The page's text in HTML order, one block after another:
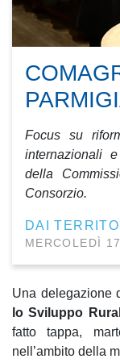
Focus su
internazionali
della
Consorzio.
DAI
MERCOLEDÌ
Una delegazione
lo Sviluppo
fatto tappa,
nell’ambito della